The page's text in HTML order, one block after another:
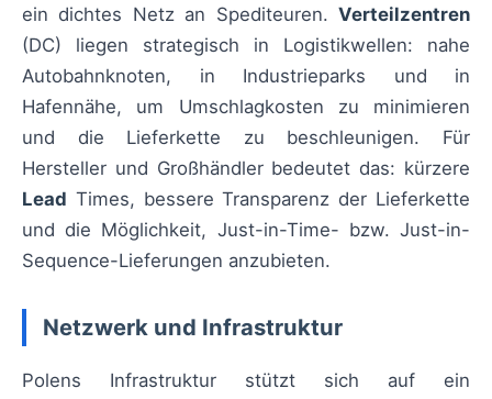
ein dichtes Netz an Spediteuren. Verteilzentren
(DC) liegen strategisch in Logistikwellen: nahe
Autobahnknoten, in Industrieparks und in
Hafennähe, um Umschlagkosten zu minimieren
und die Lieferkette zu beschleunigen. Für
Hersteller und Großhändler bedeutet das: kürzere
Lead Times, bessere Transparenz der Lieferkette
und die Möglichkeit, Just-in-Time- bzw. Just-in-
Sequence-Lieferungen anzubieten.
Netzwerk und Infrastruktur
Polens Infrastruktur stützt sich auf ein